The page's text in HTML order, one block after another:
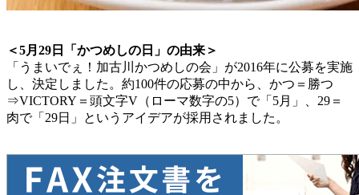
＜5月29日「かつめしの日」の由来 ＞
「うまいでぇ！加古川かつめしの会」が2016年に公募を実施
し、決定しました。約100件の応募の中から、かつ＝勝つ
⇒VICTORY＝頭文字V（ローマ数字の5）で「5月」、29＝
肉で「29日」というアイデアが採用されました。